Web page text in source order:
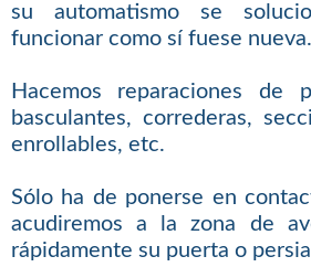
su automatismo se
funcionar como sí fuese nueva.
Hacemos reparaciones de
basculantes, correderas,
enrollables, etc.
Sólo ha de ponerse en
acudiremos a la zona de
rápidamente su puerta o